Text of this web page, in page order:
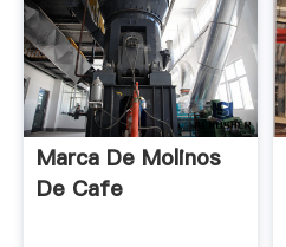
Marca De Molinos
De Cafe